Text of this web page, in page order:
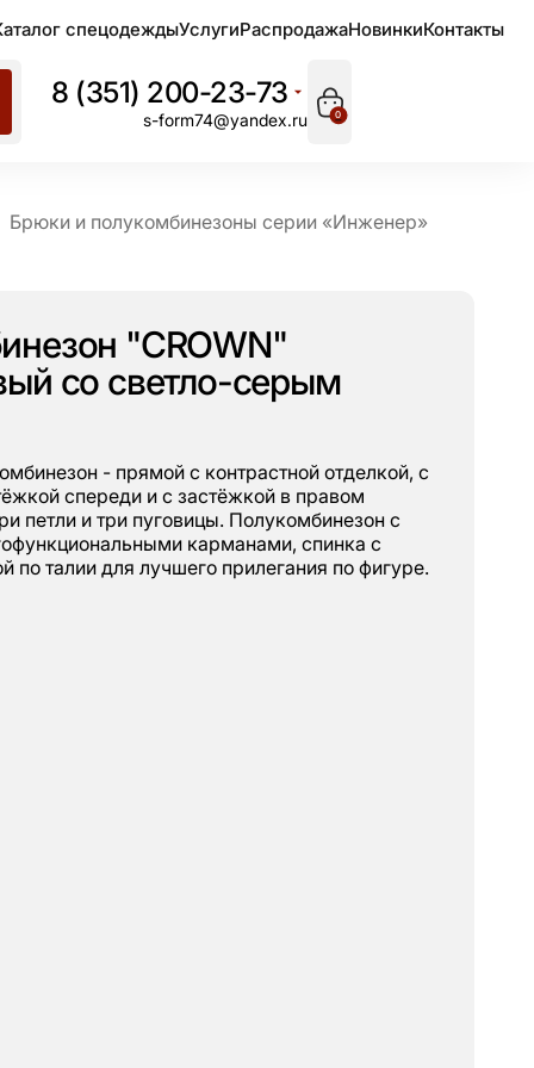
спецодеждыУслугиРаспродажаНовинкиКонтакты
8 (351) 200-23-73
s-form74@yandex.ru 0
Брюки и полукомбинезоны серии «Инженер»
"CROWN"
со светло-серым
- прямой с контрастной отделкой, с
спереди и с застёжкой в правом
петли и три пуговицы. Полукомбинезон с
карманами, спинка с
по талии для лучшего прилегания по фигуре.